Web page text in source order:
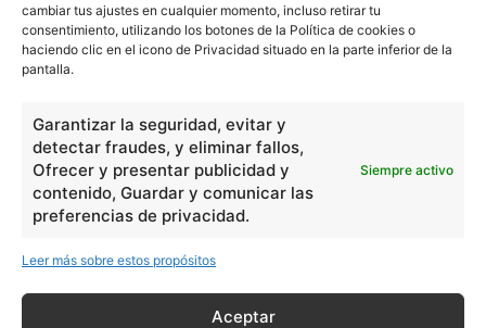
cambiar tus ajustes en cualquier momento, incluso retirar tu
consentimiento, utilizando los botones de la Política de cookies o
haciendo clic en el icono de Privacidad situado en la parte inferior de la
pantalla.
Garantizar la seguridad, evitar y
detectar fraudes, y eliminar fallos,
Ofrecer y presentar publicidad y
contenido, Guardar y comunicar las
preferencias de privacidad.
Siempre activo
Leer más sobre estos propósitos
Aceptar
Varios
Las formas del relieve y sus características
Números romanos 260214
Ángulos agudo, obtuso, recto y...
En Filosofía
Teoría de los Cuatro Elementos